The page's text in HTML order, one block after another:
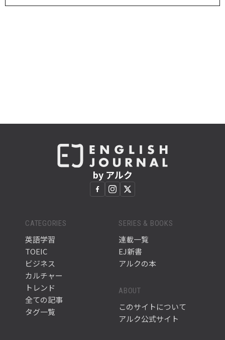
by アルク
CATEGORIES
英語学習
TOEIC
ビジネス
カルチャー
トレンド
全ての記事
タグ一覧
SERIES & BOOKS
連載一覧
EJ新書
アルクの本
ABOUT
このサイトについて
アルク公式サイト